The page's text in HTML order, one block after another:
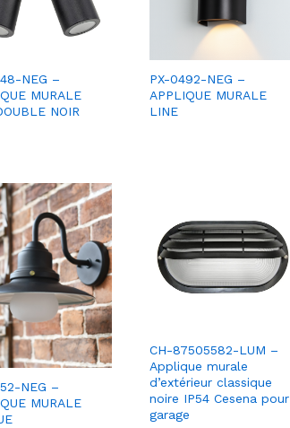
NEG –
MURALE
NOIR
PX-0492-NEG –
APPLIQUE MURALE
LINE
NEG –
MURALE
CH-87505582-LUM –
Applique murale
d’extérieur classique
noire IP54 Cesena pour
garage